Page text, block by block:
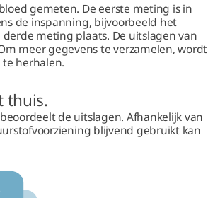
gemeten. De eerste meting is in
de inspanning, bijvoorbeeld het
meting plaats. De uitslagen van
meer gegevens te verzamelen, wordt
herhalen.
thuis.
de uitslagen. Afhankelijk van
blijvend gebruikt kan